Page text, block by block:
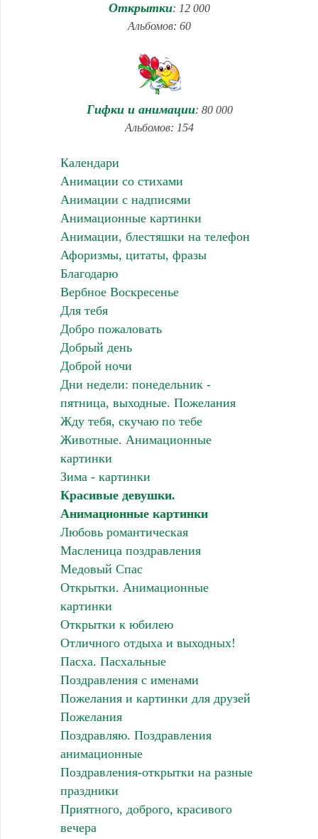
Открытки: 12 000
Альбомов: 60
Гифки и анимации: 80 000
Альбомов: 154
Календари
Анимации со стихами
Анимации с надписями
Анимационные картинки
Анимации, блестяшки на телефон
Афоризмы, цитаты, фразы
Благодарю
Вербное Воскресенье
Для тебя
Добро пожаловать
Добрый день
Доброй ночи
Дни недели: понедельник -
пятница, выходные. Пожелания
Жду тебя, скучаю по тебе
Животные. Анимационные
картинки
Зима - картинки
Красивые девушки.
Анимационные картинки
Любовь романтическая
Масленица поздравления
Медовый Спас
Открытки. Анимационные
картинки
Открытки к юбилею
Отличного отдыха и выходных!
Пасха. Пасхальные
Поздравления с именами
Пожелания и картинки для друзей
Пожелания
Поздравляю. Поздравления
анимационные
Поздравления-открытки на разные
праздники
Приятного, доброго, красивого
вечера